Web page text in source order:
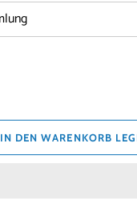
IN DEN WARENKORB